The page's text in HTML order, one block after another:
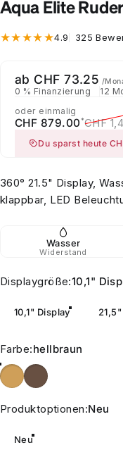
Aqua Elite
4.9 325
Verkaufspreis
ab CHF 73.25 /
Normaler Preis
0 % Finanzierung 12
oder einmalig
Verkaufspreis
CHF 879.00*
Normaler PreisCHF
Du sparst heute
360° 21.5" Display,
klappbar, LED
Wasser
Widerstand
Displaygröße
Displaygröße:10,1"
10,1" Display
Farbe
Farbe:hellbraun
hellbraundunkelbraun
Produktoptionen
Produktoptionen:Neu
Neu